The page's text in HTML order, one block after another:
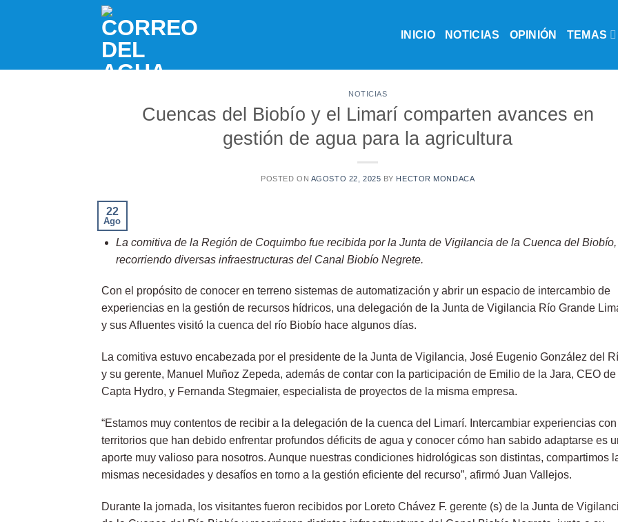
INICIO NOTICIAS OPINIÓN TEMAS
NOTICIAS
Cuencas del Biobío y el Limarí comparten avances en
gestión de agua para la agricultura
POSTED ON AGOSTO 22, 2025 BY HECTOR MONDACA
22
Ago
La comitiva de la Región de Coquimbo fue recibida por la Junta de Vigilancia de la Cuenca del Biobío,
recorriendo diversas infraestructuras del Canal Biobío Negrete.
Con el propósito de conocer en terreno sistemas de automatización y abrir un espacio de intercambio de
experiencias en la gestión de recursos hídricos, una delegación de la Junta de Vigilancia Río Grande
y sus Afluentes visitó la cuenca del río Biobío hace algunos días.
La comitiva estuvo encabezada por el presidente de la Junta de Vigilancia, José Eugenio González del
y su gerente, Manuel Muñoz Zepeda, además de contar con la participación de Emilio de la Jara, CEO de
Capta Hydro, y Fernanda Stegmaier, especialista de proyectos de la misma empresa.
“Estamos muy contentos de recibir a la delegación de la cuenca del Limarí. Intercambiar experiencias con
territorios que han debido enfrentar profundos déficits de agua y conocer cómo han sabido adaptarse es
aporte muy valioso para nosotros. Aunque nuestras condiciones hidrológicas son distintas, compartimos
mismas necesidades y desafíos en torno a la gestión eficiente del recurso”, afirmó Juan Vallejos.
Durante la jornada, los visitantes fueron recibidos por Loreto Chávez F. gerente (s) de la Junta de